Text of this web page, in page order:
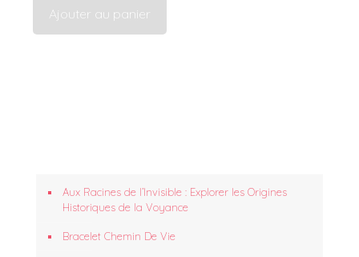
Ajouter au panier
Aux Racines de l’Invisible : Explorer les Origines
Historiques de la Voyance
Bracelet Chemin De Vie